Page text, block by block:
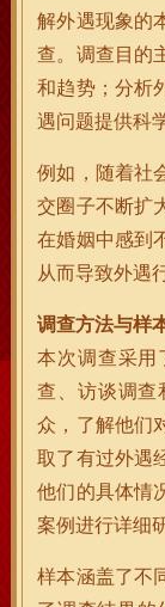
解外遇现象的
查。调查目的
和趋势；分析
遇问题提供科
例如，随着社
交圈子不断扩
在婚姻中感到
从而导致外遇
调查方法与样
本次调查采用
查、访谈调查
众，了解他们
取了有过外遇
他们的具体情
案例进行详细
样本涵盖了不